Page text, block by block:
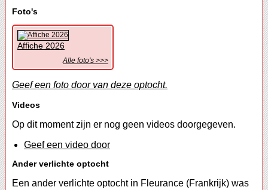
Foto's
Affiche 2026
Alle foto's >>>
Geef een foto door van deze optocht.
Videos
Op dit moment zijn er nog geen videos doorgegeven.
Geef een video door
Ander verlichte optocht
Een ander verlichte optocht in Fleurance (Frankrijk) was